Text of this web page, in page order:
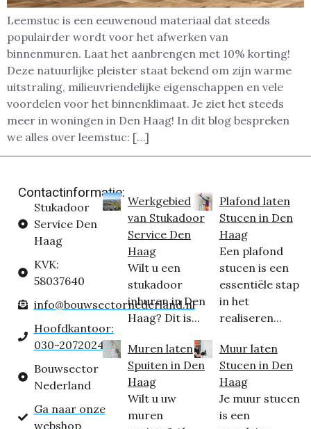
Leemstuc is een eeuwenoud materiaal dat steeds
populairder wordt voor het afwerken van
binnenmuren. Laat het aanbrengen met 10% korting!
Deze natuurlijke pleister staat bekend om zijn warme
uitstraling, milieuvriendelijke eigenschappen en vele
voordelen voor het binnenklimaat. Je ziet het steeds
meer in woningen in Den Haag! In dit blog bespreken
we alles over leemstuc: […]
Contactinformatie:
Stukadoor
Service Den
Haag
KVK:
58037640
info@bouwsectornederland.nl
Hoofdkantoor:
030-2072024
Bouwsector
Nederland
Ga naar onze
webshop
Werkgebied
van Stukadoor
Service Den
Haag
Wilt u een
stukadoor
inhuren in Den
Haag? Dit is...
Muren laten
Spuiten in Den
Haag
Wilt u uw
muren
Plafond laten
Stucen in Den
Haag
Een plafond
stucen is een
essentiële stap
in het
realiseren...
Muur laten
Stucen in Den
Haag
Je muur stucen
is een